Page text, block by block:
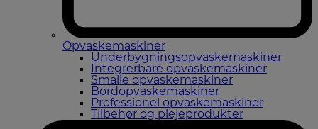
Opvaskemaskiner
Underbygningsopvaskemaskiner
Integrerbare opvaskemaskiner
Smalle opvaskemaskiner
Bordopvaskemaskiner
Professionel opvaskemaskiner
Tilbehør og plejeprodukter